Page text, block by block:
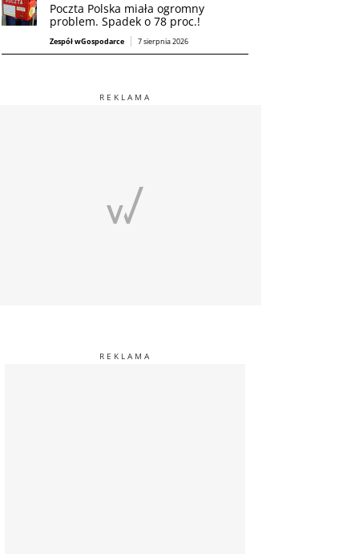
Poczta Polska miała ogromny
problem. Spadek o 78 proc.!
Zespół wGospodarce 7 sierpnia 2026